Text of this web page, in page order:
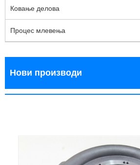
Ковање делова
Процес млевења
Нови производи